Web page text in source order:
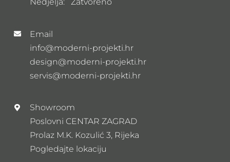
Email
info@moderni-projekti.hr
design@moderni-projekti.hr
servis@moderni-projekti.hr
Showroom
Poslovni CENTAR ZAGRAD
Prolaz M.K. Kozulić 3, Rijeka
Pogledajte lokaciju